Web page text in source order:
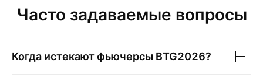
Часто задаваемые вопросы
Когда истекают фьючерсы BTG2026?